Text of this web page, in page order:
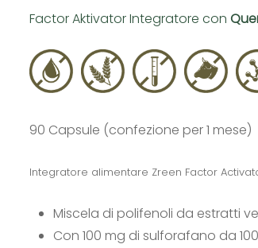
Factor Aktivator Integratore con
90 Capsule (confezione per 1 mese)
Integratore alimentare Zreen Factor
Miscela di polifenoli da estratti
Con 100 mg di sulforafano da